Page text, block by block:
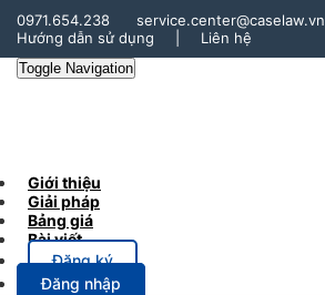
0971.654.238
service.center@caselaw.vn
Hướng dẫn sử dụng
Liên hệ
Toggle Navigation
Giới thiệu
Giải pháp
Bảng giá
Bài viết
Đăng ký
Đăng nhập